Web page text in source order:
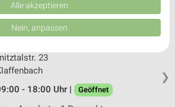
• Angebote: 1 Prospekt
❯
23
- 18:00 Uhr |
Geöffnet
Verwendung reduzierter Daten zur Auswahl
Europäischen Union weitergegeben und in die
IAB-Anbieter)
Zwecke:
Alle akzeptieren
Nein, anpassen